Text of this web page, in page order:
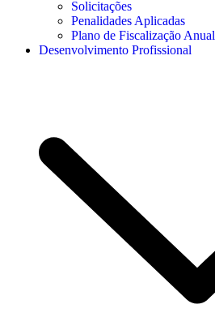
Solicitações
Penalidades Aplicadas
Plano de Fiscalização Anual
Desenvolvimento Profissional